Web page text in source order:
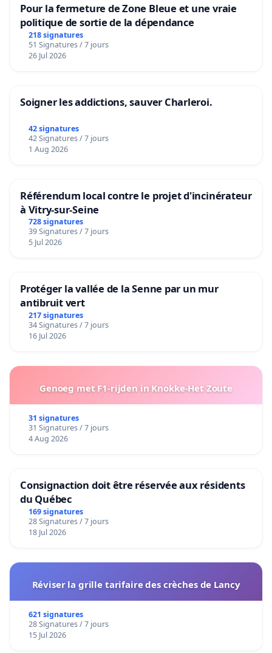
Pour la fermeture de Zone Bleue et une vraie
politique de sortie de la dépendance
218 signatures
51 Signatures / 7 jours
26 Jul 2026
Soigner les addictions, sauver Charleroi.
42 signatures
42 Signatures / 7 jours
1 Aug 2026
Référendum local contre le projet d'incinérateur
à Vitry-sur-Seine
728 signatures
39 Signatures / 7 jours
5 Jul 2026
Protéger la vallée de la Senne par un mur
antibruit vert
217 signatures
34 Signatures / 7 jours
16 Jul 2026
Genoeg met F1-rijden in Knokke-Het Zoute
31 signatures
31 Signatures / 7 jours
4 Aug 2026
Consignaction doit être réservée aux résidents
du Québec
169 signatures
28 Signatures / 7 jours
18 Jul 2026
Réviser la grille tarifaire des crèches de Lancy
621 signatures
28 Signatures / 7 jours
15 Jul 2026